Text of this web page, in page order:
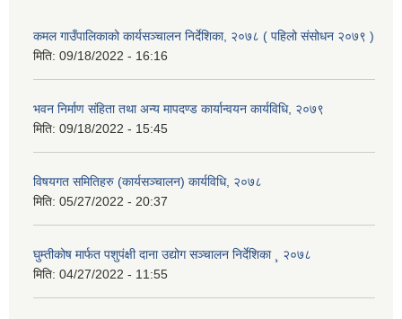
कमल गाउँपालिकाको कार्यसञ्‍चालन निर्देशिका, २०७८ ( पहिलो संसोधन २०७९ )
मिति: 09/18/2022 - 16:16
भवन निर्माण संहिता तथा अन्य मापदण्ड कार्यान्वयन कार्यविधि, २०७९
मिति: 09/18/2022 - 15:45
विषयगत समितिहरु (कार्यसञ्चालन) कार्यविधि, २०७८
मिति: 05/27/2022 - 20:37
घुम्तीकोष मार्फत पशुपंक्षी दाना उद्योग सञ्चालन निर्देशिका ¸ २०७८
मिति: 04/27/2022 - 11:55